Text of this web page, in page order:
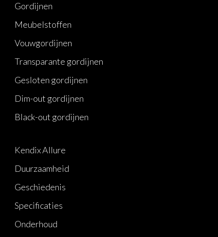
Gordijnen
Meubelstoffen
Vouwgordijnen
Transparante gordijnen
Gesloten gordijnen
Dim-out gordijnen
Black-out gordijnen
Kendix Allure
Duurzaamheid
Geschiedenis
Specificaties
Onderhoud